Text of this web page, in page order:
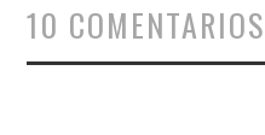
10 COMENTARIOS